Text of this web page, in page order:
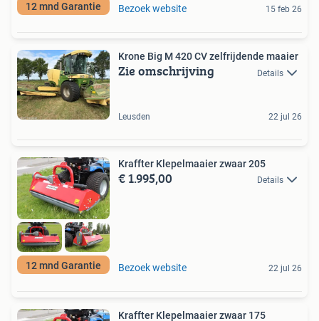
12 mnd Garantie Bezoek website 15 feb 26
Krone Big M 420 CV zelfrijdende maaier
Zie omschrijving Details
Leusden 22 jul 26
12 mnd Garantie
Kraffter Klepelmaaier zwaar 205
€ 1.995,00 Details
Bezoek website 22 jul 26
Kraffter Klepelmaaier zwaar 175